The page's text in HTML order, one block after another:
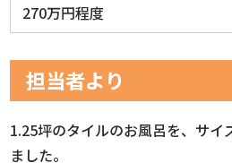
270万円程度
担当者より
1.25坪のタイルのお風呂を、サイ
ました。